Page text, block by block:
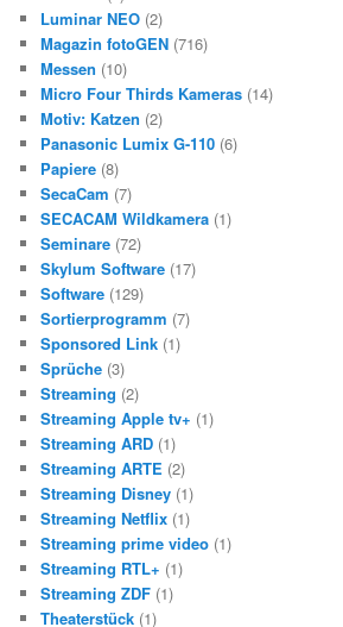
Luminar NEO (2)
Magazin fotoGEN (716)
Messen (10)
Micro Four Thirds Kameras (14)
Motiv: Katzen (2)
Panasonic Lumix G-110 (6)
Papiere (8)
SecaCam (7)
SECACAM Wildkamera (1)
Seminare (72)
Skylum Software (17)
Software (129)
Sortierprogramm (7)
Sponsored Link (1)
Sprüche (3)
Streaming (2)
Streaming Apple tv+ (1)
Streaming ARD (1)
Streaming ARTE (2)
Streaming Disney (1)
Streaming Netflix (1)
Streaming prime video (1)
Streaming RTL+ (1)
Streaming ZDF (1)
Theaterstück (1)